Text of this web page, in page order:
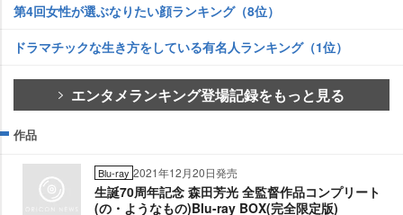
第4回女性が選ぶなりたい顔ランキング（8位）
ドラマチックな生き方をしている有名人ランキング（1位）
エンタメランキング登場記録をもっと見る
作品
Blu-ray 2021年12月20日発売
生誕70周年記念 森田芳光 全監督作品コンプリート
(の・ようなもの)Blu-ray BOX(完全限定版)